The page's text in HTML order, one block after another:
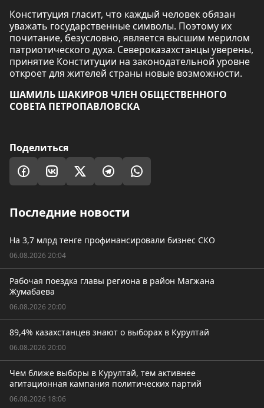
Конституция гласит, что каждый человек обязан
уважать государственные символы. Поэтому их
почитание, безусловно, является высшим мерилом
патриотического духа. Североказахстанцы уверены,
принятие Конституции на законодательной уровне
откроет для жителей страны новые возможности.
ШАМИЛЬ ШАКИРОВ ЧЛЕН ОБЩЕСТВЕННОГО
СОВЕТА ПЕТРОПАВЛОВСКА
Поделиться
Последние новости
На 3,7 млрд тенге профинансировали бизнес СКО
06.08.2026 20:04
Рабочая поездка главы региона в район Магжана
Жумабаева
06.08.2026 20:00
89,4% казахстанцев знают о выборах в Курултай
06.08.2026 20:00
Чем ближе выборы в Курултай, тем активнее
агитационная кампания политических партий
06.08.2026 18:06